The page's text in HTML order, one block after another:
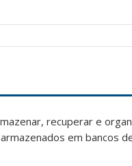
recuperar e
em bancos